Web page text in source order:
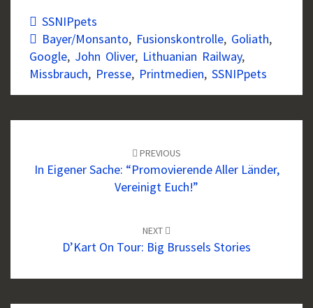
SSNIPpets
Bayer/Monsanto, Fusionskontrolle, Goliath,
Google, John Oliver, Lithuanian Railway,
Missbrauch, Presse, Printmedien, SSNIPpets
PREVIOUS
In Eigener Sache: “Promovierende Aller Länder,
Vereinigt Euch!”
NEXT
D’Kart On Tour: Big Brussels Stories